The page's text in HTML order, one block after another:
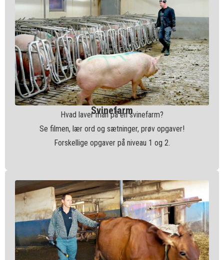
Svinefarm
Hvad laver man på en svinefarm?
Se filmen, lær ord og sætninger, prøv opgaver!
Forskellige opgaver på niveau 1 og 2.